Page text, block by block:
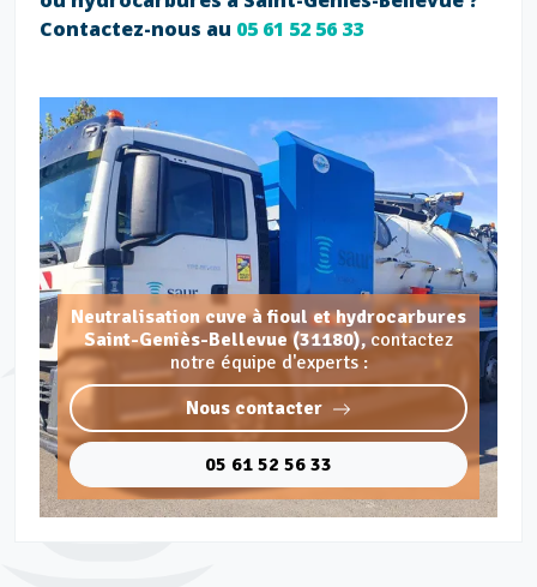
Contactez-nous au 05 61 52 56 33
Neutralisation cuve à fioul et hydrocarbures
Saint-Geniès-Bellevue (31180),contactez
notre équipe d'experts :
Nous contacter
05 61 52 56 33